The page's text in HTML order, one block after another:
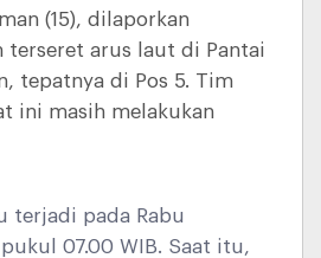
(15), dilaporkan
terseret arus laut di Pantai
tepatnya di Pos 5. Tim
ini masih melakukan
terjadi pada Rabu
07.00 WIB. Saat itu,